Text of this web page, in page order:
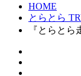
HOME
とらとら
『とらと